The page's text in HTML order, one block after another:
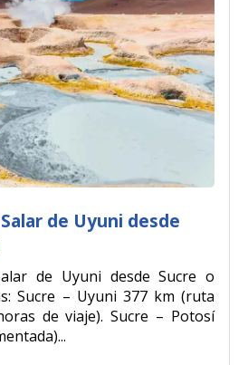
de Uyuni desde
de Uyuni desde Sucre o
Sucre – Uyuni 377 km (ruta
de viaje). Sucre – Potosí